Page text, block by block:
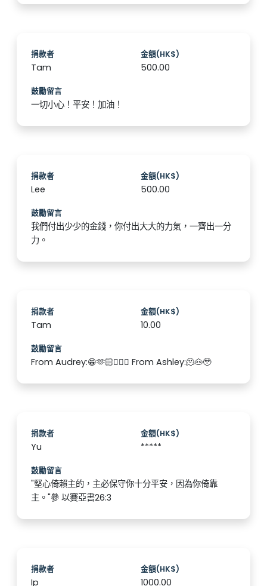
捐款者
Tam
金額(HK$)
500.00
鼓勵留言
一切小心！平安！加油！
捐款者
Lee
金額(HK$)
500.00
鼓勵留言
我們付出少少的金錢，你付出大大的力氣，一齊出一分
力。
捐款者
Tam
金額(HK$)
10.00
鼓勵留言
From Audrey:😁🫶🏻🏃🏼‍♀️ From Ashley:🫠🐽🥹
捐款者
Yu
金額(HK$)
*****
鼓勵留言
"堅心倚賴主的，主必保守你十分平安，因為你倚靠
主。"參 以賽亞書26:3
捐款者
Ip
金額(HK$)
1000.00